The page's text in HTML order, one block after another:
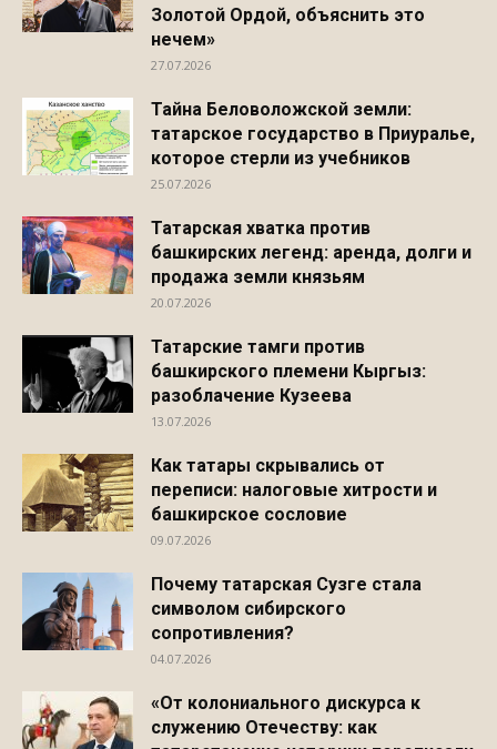
Золотой Ордой, объяснить это
нечем»
27.07.2026
Тайна Беловоложской земли:
татарское государство в Приуралье,
которое стерли из учебников
25.07.2026
Татарская хватка против
башкирских легенд: аренда, долги и
продажа земли князьям
20.07.2026
Татарские тамги против
башкирского племени Кыргыз:
разоблачение Кузеева
13.07.2026
Как татары скрывались от
переписи: налоговые хитрости и
башкирское сословие
09.07.2026
Почему татарская Сузге стала
символом сибирского
сопротивления?
04.07.2026
«От колониального дискурса к
служению Отечеству: как